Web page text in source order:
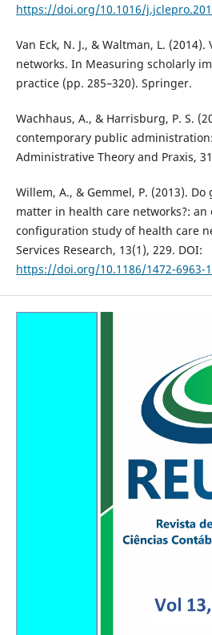
https://doi.org/10.1016/
Van Eck, N. J., & Waltman, L.
networks. In Measuring scholarly
practice (pp. 285–320). Springer.
Wachhaus, A., & Harrisburg, P. S.
contemporary public
Administrative Theory and Praxis,
Willem, A., & Gemmel, P. (2013). Do
matter in health care networks?: an
configuration study of health care
Services Research, 13(1), 229. DOI:
https://doi.org/10.1186/1472-6963-